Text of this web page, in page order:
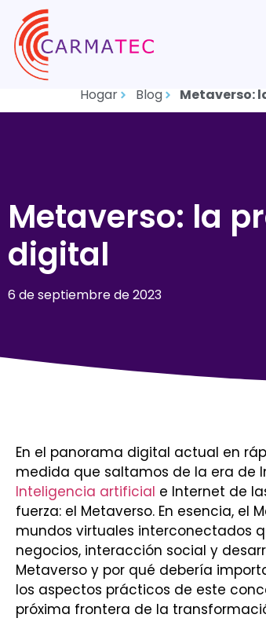
Hogar Blog Metaverso:
Metaverso: la
digital
6 de septiembre de 2023
En el panorama digital actual en
medida que saltamos de la era de
Inteligencia artificial e Internet de
fuerza: el Metaverso. En esencia,
mundos virtuales interconectados
negocios, interacción social y
Metaverso y por qué debería
los aspectos prácticos de este
próxima frontera de la